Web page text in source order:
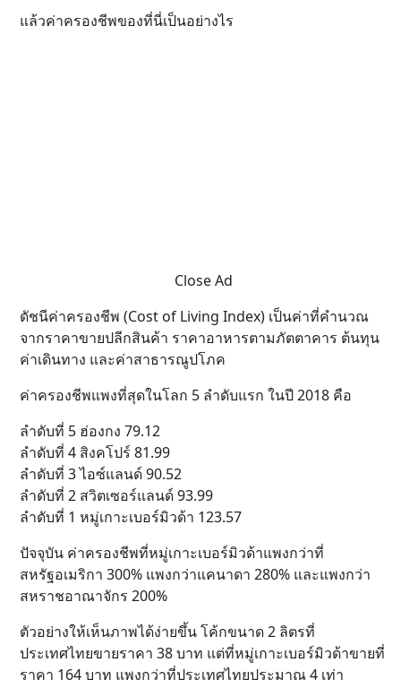
แล้วค่าครองชีพของที่นี่เป็นอย่างไร
Close Ad
ดัชนีค่าครองชีพ (Cost of Living Index) เป็นค่าที่คำนวณ
จากราคาขายปลีกสินค้า ราคาอาหารตามภัตตาคาร ต้นทุน
ค่าเดินทาง และค่าสาธารณูปโภค
ค่าครองชีพแพงที่สุดในโลก 5 ลำดับแรก ในปี 2018 คือ
ลำดับที่ 5 ฮ่องกง 79.12
ลำดับที่ 4 สิงคโปร์ 81.99
ลำดับที่ 3 ไอซ์แลนด์ 90.52
ลำดับที่ 2 สวิตเซอร์แลนด์ 93.99
ลำดับที่ 1 หมู่เกาะเบอร์มิวด้า 123.57
ปัจจุบัน ค่าครองชีพที่หมู่เกาะเบอร์มิวด้าแพงกว่าที่
สหรัฐอเมริกา 300% แพงกว่าแคนาดา 280% และแพงกว่า
สหราชอาณาจักร 200%
ตัวอย่างให้เห็นภาพได้ง่ายขึ้น โค้กขนาด 2 ลิตรที่
ประเทศไทยขายราคา 38 บาท แต่ที่หมู่เกาะเบอร์มิวด้าขายที่
ราคา 164 บาท แพงกว่าที่ประเทศไทยประมาณ 4 เท่า